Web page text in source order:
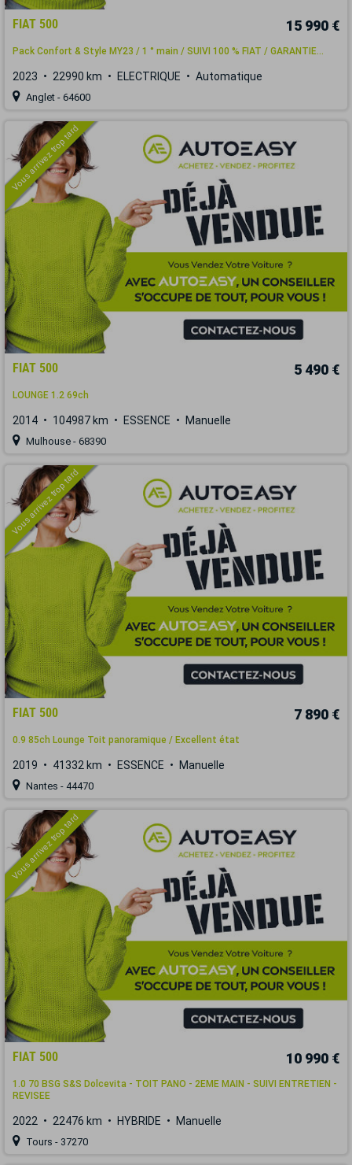
FIAT 500 15 990 €
Pack Confort & Style MY23 / 1 ° main / SUIVI 100 % FIAT / GARANTIE...
2023 22990 km ELECTRIQUE Automatique
Anglet - 64600
Vous arrivez trop tard
FIAT 500 5 490 €
LOUNGE 1.2 69ch
2014 104987 km ESSENCE Manuelle
Mulhouse - 68390
Vous arrivez trop tard
FIAT 500 7 890 €
0.9 85ch Lounge Toit panoramique / Excellent état
2019 41332 km ESSENCE Manuelle
Nantes - 44470
Vous arrivez trop tard
FIAT 500 10 990 €
1.0 70 BSG S&S Dolcevita - TOIT PANO - 2EME MAIN - SUIVI ENTRETIEN -
REVISEE
2022 22476 km HYBRIDE Manuelle
Tours - 37270